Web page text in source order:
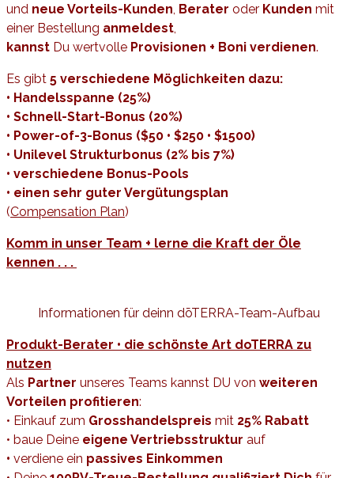
und neue Vorteils-Kunden Berater oder Kunden mit
einer Bestellung anmeldest
kannst Du wertvolle Provisionen + Boni verdienen.
Es gibt 5 verschiedene Möglichkeiten dazu:
• Handelsspanne (25%)
• Schnell-Start-Bonus (20%)
• Power-of-3-Bonus ($50 • $250 • $1500)
• Unilevel Strukturbonus (2% bis 7%)
• verschiedene Bonus-Pools
• einen sehr guter Vergütungsplan
(Compensation Plan)
Komm in unser Team + lerne die Kraft der Öle
kennen . . .
Informationen für deinn dōTERRA-Team-Aufbau
Produkt-Berater • die schönste Art doTERRA zu
nutzen
Als Partner unseres Teams kannst DU von weiteren
Vorteilen profitieren:
• Einkauf zum Grosshandelspreis mit 25% Rabatt
• baue Deine eigene Vertriebsstruktur auf
• verdiene ein passives Einkommen